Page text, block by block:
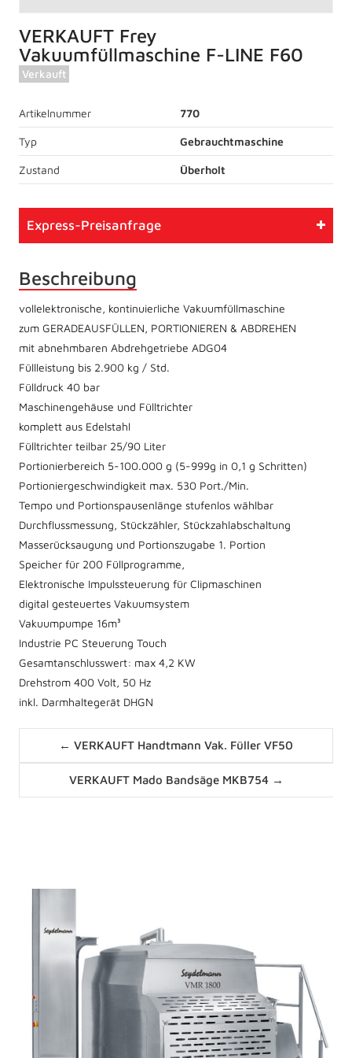
VERKAUFT Frey
Vakuumfüllmaschine F-LINE F60
Verkauft
Artikelnummer
Typ
Zustand
770
Gebrauchtmaschine
Überholt
Express-Preisanfrage
Beschreibung
vollelektronische, kontinuierliche Vakuumfüllmaschine
zum GERADEAUSFÜLLEN, PORTIONIEREN & ABDREHEN
mit abnehmbaren Abdrehgetriebe ADG04
Füllleistung bis 2.900 kg / Std.
Fülldruck 40 bar
Maschinengehäuse und Fülltrichter
komplett aus Edelstahl
Fülltrichter teilbar 25/90 Liter
Portionierbereich 5-100.000 g (5-999g in 0,1 g Schritten)
Portioniergeschwindigkeit max. 530 Port./Min.
Tempo und Portionspausenlänge stufenlos wählbar
Durchflussmessung, Stückzähler, Stückzahlabschaltung
Masserücksaugung und Portionszugabe 1. Portion
Speicher für 200 Füllprogramme,
Elektronische Impulssteuerung für Clipmaschinen
digital gesteuertes Vakuumsystem
Vakuumpumpe 16m³
Industrie PC Steuerung Touch
Gesamtanschlusswert: max 4,2 KW
Drehstrom 400 Volt, 50 Hz
inkl. Darmhaltegerät DHGN
navigation
← VERKAUFT Handtmann Vak. Füller VF50
navigation
VERKAUFT Mado Bandsäge MKB754 →